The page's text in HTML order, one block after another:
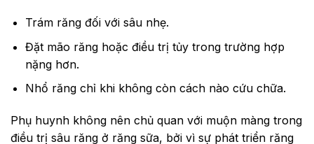
Trám răng đối với sâu nhẹ.
Đặt mão răng hoặc điều trị tủy trong trường hợp
nặng hơn.
Nhổ răng chỉ khi không còn cách nào cứu chữa.
Phụ huynh không nên chủ quan với muộn màng trong
điều trị sâu răng ở răng sữa, bởi vì sự phát triển răng